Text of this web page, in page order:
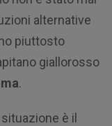
alternative
piuttosto
giallorosso
.
è il